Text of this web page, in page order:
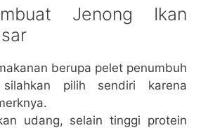
Jenong Ikan
berupa pelet penumbuh
silahkan pilih sendiri karena
udang, selain tinggi protein